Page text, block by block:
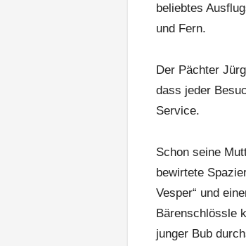
beliebtes
und Fern.
Der Pächter
dass jeder
Service.
Schon seine
bewirtete
Vesper“ und
Bärenschlössle
junger Bub